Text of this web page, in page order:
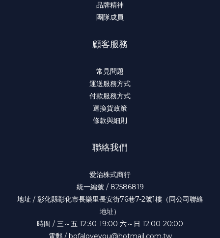
品牌精神
團隊成員
顧客服務
常見問題
運送服務方式
付款服務方式
退換貨政策
條款與細則
聯絡我們
愛治株式商行
統一編號 / 82586819
地址 / 彰化縣彰化市長樂里長安街76巷7-2號1樓（同公司聯絡
地址）
時間 / 三～五 12:30-19:00 六～日 12:00-20:00
電郵 / bofaloveyou@hotmail.com.tw